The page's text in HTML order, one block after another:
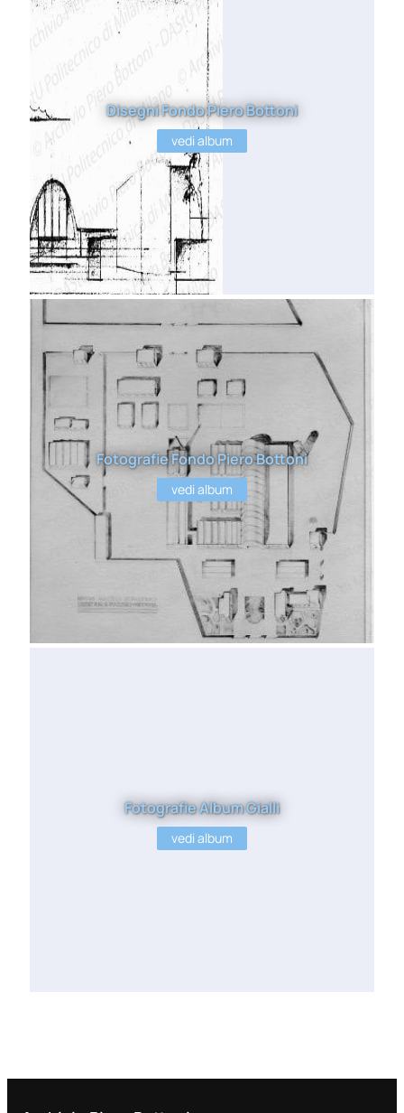
Disegni Fondo Piero Bottoni
vedi album
Fotografie Fondo Piero Bottoni
vedi album
Fotografie Album Gialli
vedi album